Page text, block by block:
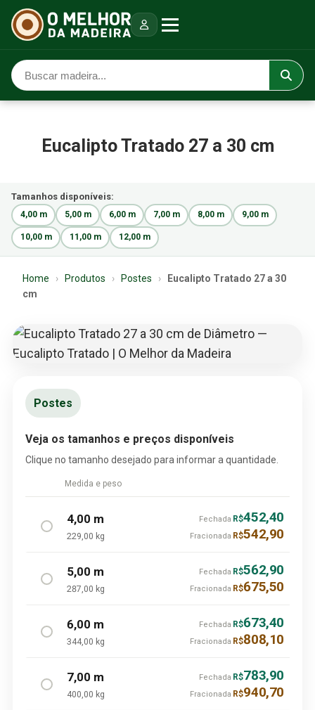
Eucalipto Tratado 27 a 30 cm
Tamanhos disponíveis:
4,00 m 5,00 m 6,00 m 7,00 m 8,00 m 9,00 m
10,00 m 11,00 m 12,00 m
Home › Produtos › Postes ›
Eucalipto Tratado 27 a 30
cm
Postes
Veja os tamanhos e preços disponíveis
Clique no tamanho desejado para informar a quantidade.
Medida e peso
4,00 m
229,00 kg
Fechada R$452,40
Fracionada R$542,90
5,00 m
287,00 kg
Fechada R$562,90
Fracionada R$675,50
6,00 m
344,00 kg
Fechada R$673,40
Fracionada R$808,10
7,00 m
400,00 kg
Fechada R$783,90
Fracionada R$940,70